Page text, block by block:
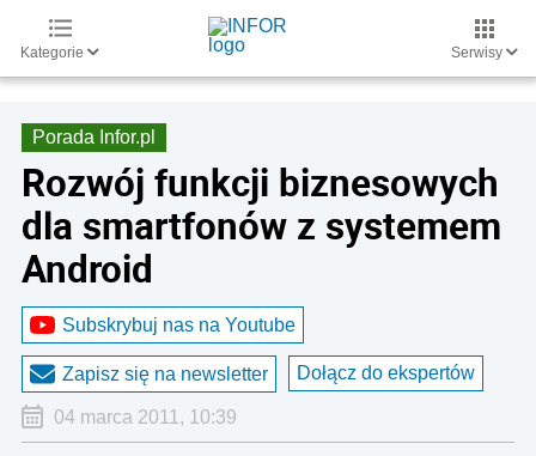
Kategorie Serwisy
Porada Infor.pl
Rozwój funkcji biznesowych
dla smartfonów z systemem
Android
Subskrybuj nas na Youtube
Zapisz się na newsletter Dołącz do ekspertów
04 marca 2011, 10:39